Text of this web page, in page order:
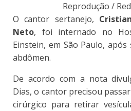
Reprodução /
O cantor sertanejo,
Neto, foi internado no
Einstein, em São Paulo,
abdômen.
De acordo com a nota
Dias, o cantor precisou
cirúrgico para retirar